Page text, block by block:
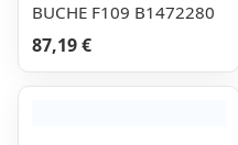
BUCHE F109 B1472280
87,19 €